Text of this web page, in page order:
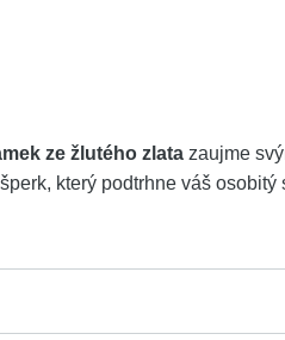
ze žlutého zlata zaujme
který podtrhne váš osobitý